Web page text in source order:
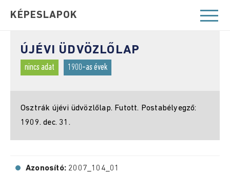
KÉPESLAPOK
ÚJÉVI ÜDVÖZLŐLAP
nincs adat 1900-as évek
Osztrák újévi üdvözlőlap. Futott. Postabélyegző:
1909. dec. 31.
Azonosító: 2007_104_01